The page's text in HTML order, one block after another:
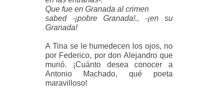
Que fue en Granada al crimen
sabed -¡pobre Granada!., -¡en su
Granada!
A Tina se le humedecen los ojos, no
por Federico, por don Alejandro que
murió. ¡Cuánto desea conocer a
Antonio Machado, qué poeta
maravilloso!